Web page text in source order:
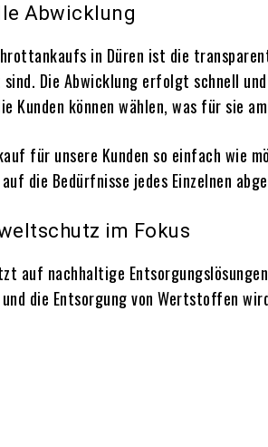
Abwicklung
in Düren ist die
Die Abwicklung erfolgt schnell
Kunden können wählen, was für sie
für unsere Kunden so einfach wie
die Bedürfnisse jedes Einzelnen
im Fokus
auf nachhaltige
die Entsorgung von Wertstoffen